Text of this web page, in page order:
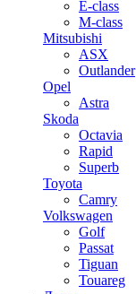
E-class
M-class
Mitsubishi
ASX
Outlander
Opel
Astra
Skoda
Octavia
Rapid
Superb
Toyota
Camry
Volkswagen
Golf
Passat
Tiguan
Touareg